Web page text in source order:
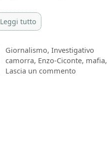
Leggi tutto
Categorie
Giornalismo, Investigativo
Tag
camorra, Enzo-Ciconte, mafia,
Lascia un commento